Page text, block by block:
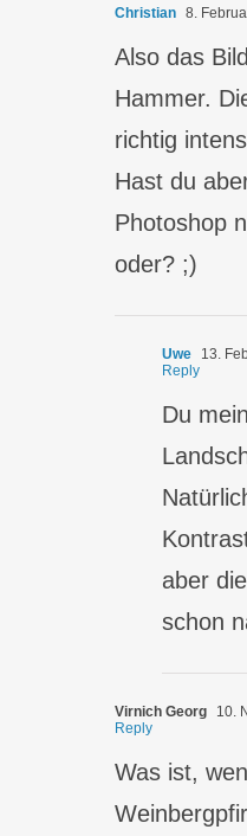
Christian 8.
Also das
Hammer.
richtig
Hast du
Photoshop
oder? ;)
Uwe 13.
Reply
Du
aber
schon
Virnich Georg 10.
Reply
Was ist,